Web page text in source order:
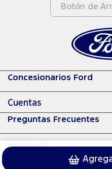
Botón de
Concesionarios Ford
Cuentas
Preguntas Frecuentes
Acerca de